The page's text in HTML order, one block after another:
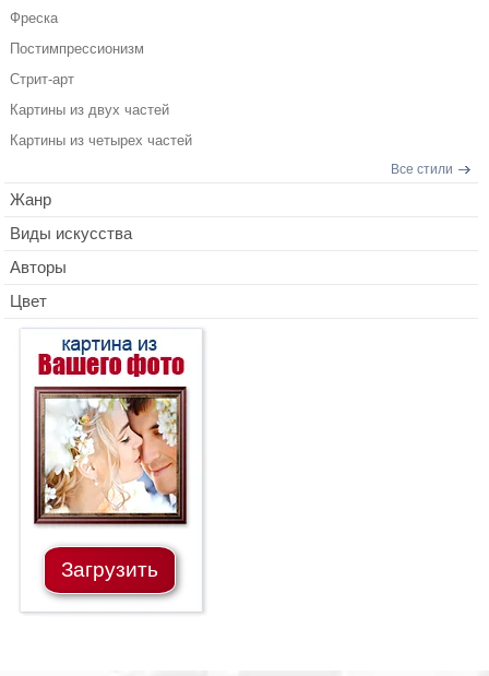
Фреска
Постимпрессионизм
Стрит-арт
Картины из двух частей
Картины из четырех частей
Все стили
Жанр
Виды искусства
Авторы
Цвет
Загрузить